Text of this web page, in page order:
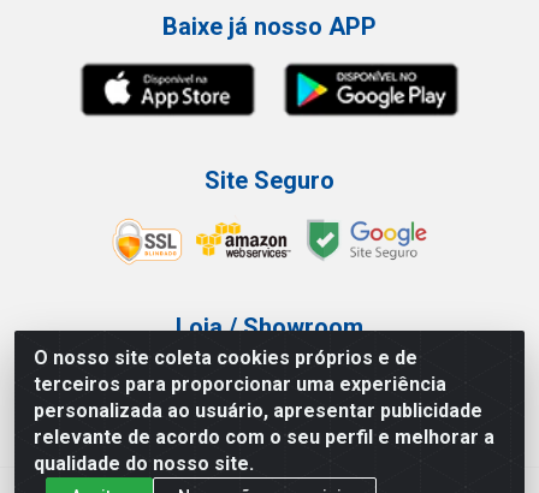
O nosso site coleta cookies próprios e de
terceiros para proporcionar uma experiência
personalizada ao usuário, apresentar publicidade
relevante de acordo com o seu perfil e melhorar a
qualidade do nosso site.
Baixe já nosso APP
Site Seguro
Loja / Showroom
Tel.: (11) 3227-0546
Av Vautier, 587/597 - Pari - São Paulo/SP